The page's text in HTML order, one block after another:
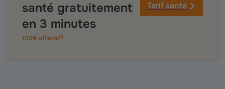
santé gratuitement
en 3 minutes
100€ offerts(1)
Tarif santé